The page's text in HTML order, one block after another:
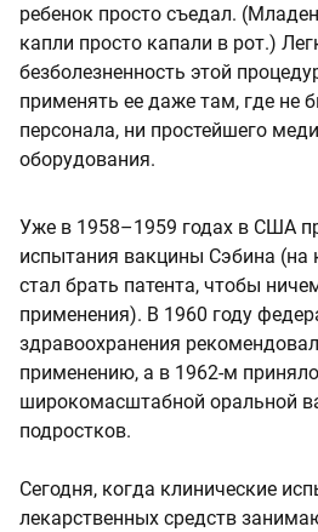
ребенок просто съедал.
капли просто капали в рот.)
безболезненность этой
применять ее даже там, где не
персонала, ни простейшего
оборудования.
Уже в 1958–1959 годах в США
испытания вакцины Сэбина (на
стал брать патента, чтобы
применения). В 1960 году
здравоохранения
применению, а в 1962-м
широкомасштабной оральной
подростков.
Сегодня, когда клинические
лекарственных средств